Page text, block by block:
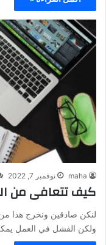
maha نوفمبر 7, 2022
كيف تتعافى من
لنكن صادقين ونخرج هذا
ولكن الفشل في العمل